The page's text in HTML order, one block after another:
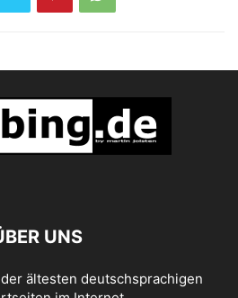
UNS
ältesten deutschsprachigen